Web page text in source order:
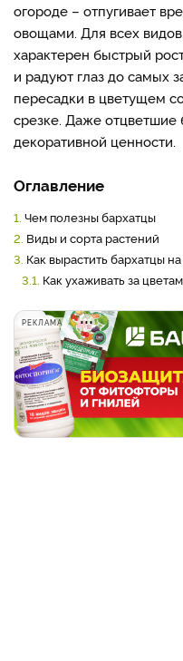
огороде – отпугивает
овощами. Для всех
характерен быстрый
и радуют глаз до самых
пересадки в цветущем
срезке. Даже отцветшие
декоративной ценности.
Оглавление
1. Чем полезны бархатцы
2. Виды и сорта растений
3. Как вырастить бархатцы
3.1. Как ухаживать за
РЕКЛАМА